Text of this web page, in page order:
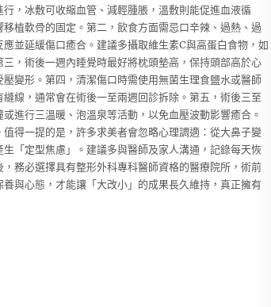
，冰敷可收縮血管、減輕腫脹，溫敷則能促進血液循
植軟骨的固定。第二，飲食方面需忌口辛辣、過熱、過
並延緩傷口癒合。建議多攝取維生素C與高蛋白食物，如
，術後一週內睡覺時最好將枕頭墊高，保持頭部高於心
變形。第四，清潔傷口時需使用無菌生理食鹽水或醫師
線，通常會在術後一至兩週回診拆除。第五，術後三至
進行三溫暖、泡溫泉等活動，以免血壓波動影響癒合。
得一提的是，許多求美者會忽略心理調適：從大鼻子變
「定型焦慮」。建議多與醫師及家人溝通，記錄每天恢
務必選擇具有整形外科專科醫師資格的醫療院所，術前
與心態，才能讓「大改小」的成果長久維持，真正擁有